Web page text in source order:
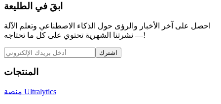
ابقَ في الطليعة
احصل على آخر الأخبار والرؤى حول الذكاء الاصطناعي وتعلم الآلة
— نشرتنا الشهرية تحتوي على كل ما تحتاجه!
اشترك
المنتجات
منصة Ultralytics